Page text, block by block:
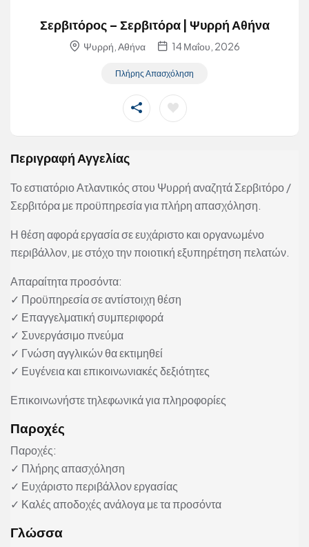
Σερβιτόρος – Σερβιτόρα | Ψυρρή Αθήνα
Ψυρρή, Αθήνα 14 Μαΐου, 2026
Πλήρης Απασχόληση
Περιγραφή Αγγελίας
Το εστιατόριο Ατλαντικός στου Ψυρρή αναζητά Σερβιτόρο /
Σερβιτόρα με προϋπηρεσία για πλήρη απασχόληση.
Η θέση αφορά εργασία σε ευχάριστο και οργανωμένο
περιβάλλον, με στόχο την ποιοτική εξυπηρέτηση πελατών.
Απαραίτητα προσόντα:
✓ Προϋπηρεσία σε αντίστοιχη θέση
✓ Επαγγελματική συμπεριφορά
✓ Συνεργάσιμο πνεύμα
✓ Γνώση αγγλικών θα εκτιμηθεί
✓ Ευγένεια και επικοινωνιακές δεξιότητες
Επικοινωνήστε τηλεφωνικά για πληροφορίες
Παροχές
Παροχές:
✓ Πλήρης απασχόληση
✓ Ευχάριστο περιβάλλον εργασίας
✓ Καλές αποδοχές ανάλογα με τα προσόντα
Γλώσσα